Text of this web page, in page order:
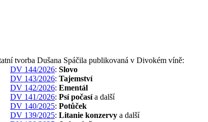
tvorba Dušana Spáčila publikovaná v Divokém víně:
DV 144/2026: Slovo
DV 143/2026: Tajemství
DV 142/2026: Ementál
DV 141/2026: Psí počasía další
DV 140/2025: Potůček
DV 139/2025: Litanie konzervy a další